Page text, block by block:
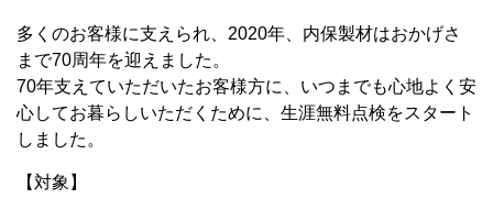
多くのお客様に支えられ、2020年、内保製材はおかげさ
まで70周年を迎えました。
70年支えていただいたお客様方に、いつまでも心地よく安
心してお暮らしいただくために、生涯無料点検をスタート
しました。
【対象】